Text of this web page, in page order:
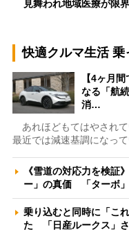
見舞われ地域医療が
快適クルマ生活
【4ヶ月
なる「航
消…
あれほどもてはやされて
最近では減速基調になっ
《雪道の対応力を検証
ー」の真価 「ターボ
乗り込むと同時に「こ
た 「日産ルークス」